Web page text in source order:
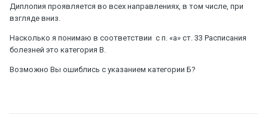
Диплопия проявляется во всех направлениях, в том числе, при
взгляде вниз.
Насколько я понимаю в соответствии с п. «а» ст. 33 Расписания
болезней это категория В.
Возможно Вы ошиблись с указанием категории Б?